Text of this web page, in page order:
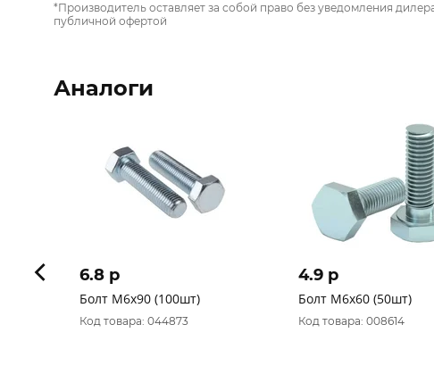
*Производитель оставляет за собой право без уведомления
публичной офертой
Аналоги
6.8 p
Болт М6х90 (100шт)
Код товара: 044873
4.9 p
Болт М6х60 (50шт)
Код товара: 008614